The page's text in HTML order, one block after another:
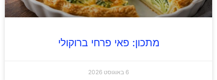
מתכון: פאי פרחי ברוקולי
6 באוגוסט 2026